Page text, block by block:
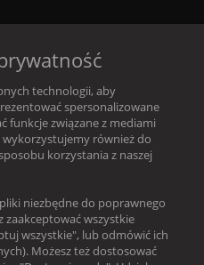
technologii, aby
spersonalizowane
funkcje związane z mediami
wykorzystujemy również do
korzystania z naszej
niezbędne do poprawnego
zaakceptować wszystkie
wszystkie", lub odmówić ich
Możesz też dostosować